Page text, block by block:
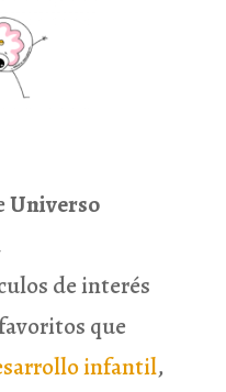
Universo
de interés
que
infantil,